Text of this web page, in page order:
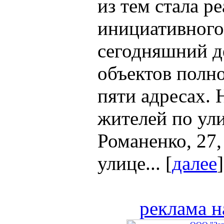
из тем стала
сегодняшний
объектов
пяти
жителей по
Романенко,
улице... [далее]
реклама